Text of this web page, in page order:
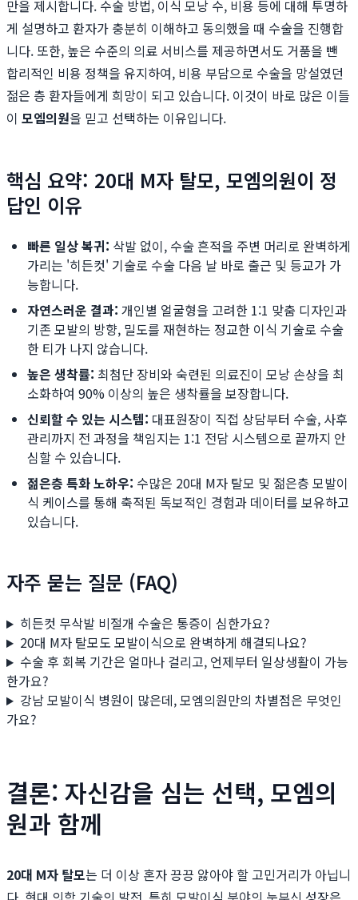
만을 제시합니다. 수술 방법, 이식 모낭 수, 비용 등에 대해 투명하
게 설명하고 환자가 충분히 이해하고 동의했을 때 수술을 진행합
니다. 또한, 높은 수준의 의료 서비스를 제공하면서도 거품을 뺀
합리적인 비용 정책을 유지하여, 비용 부담으로 수술을 망설였던
젊은 층 환자들에게 희망이 되고 있습니다. 이것이 바로 많은 이들
이 모엠의원을 믿고 선택하는 이유입니다.
핵심 요약: 20대 M자 탈모, 모엠의원이 정
답인 이유
빠른 일상 복귀: 삭발 없이, 수술 흔적을 주변 머리로 완벽하게
가리는 '히든컷' 기술로 수술 다음 날 바로 출근 및 등교가 가
능합니다.
자연스러운 결과: 개인별 얼굴형을 고려한 1:1 맞춤 디자인과
기존 모발의 방향, 밀도를 재현하는 정교한 이식 기술로 수술
한 티가 나지 않습니다.
높은 생착률: 최첨단 장비와 숙련된 의료진이 모낭 손상을 최
소화하여 90% 이상의 높은 생착률을 보장합니다.
신뢰할 수 있는 시스템: 대표원장이 직접 상담부터 수술, 사후
관리까지 전 과정을 책임지는 1:1 전담 시스템으로 끝까지 안
심할 수 있습니다.
젊은층 특화 노하우: 수많은 20대 M자 탈모 및 젊은층 모발이
식 케이스를 통해 축적된 독보적인 경험과 데이터를 보유하고
있습니다.
자주 묻는 질문 (FAQ)
히든컷 무삭발 비절개 수술은 통증이 심한가요?
20대 M자 탈모도 모발이식으로 완벽하게 해결되나요?
수술 후 회복 기간은 얼마나 걸리고, 언제부터 일상생활이 가능
한가요?
강남 모발이식 병원이 많은데, 모엠의원만의 차별점은 무엇인
가요?
결론: 자신감을 심는 선택, 모엠의
원과 함께
20대 M자 탈모는 더 이상 혼자 끙끙 앓아야 할 고민거리가 아닙니